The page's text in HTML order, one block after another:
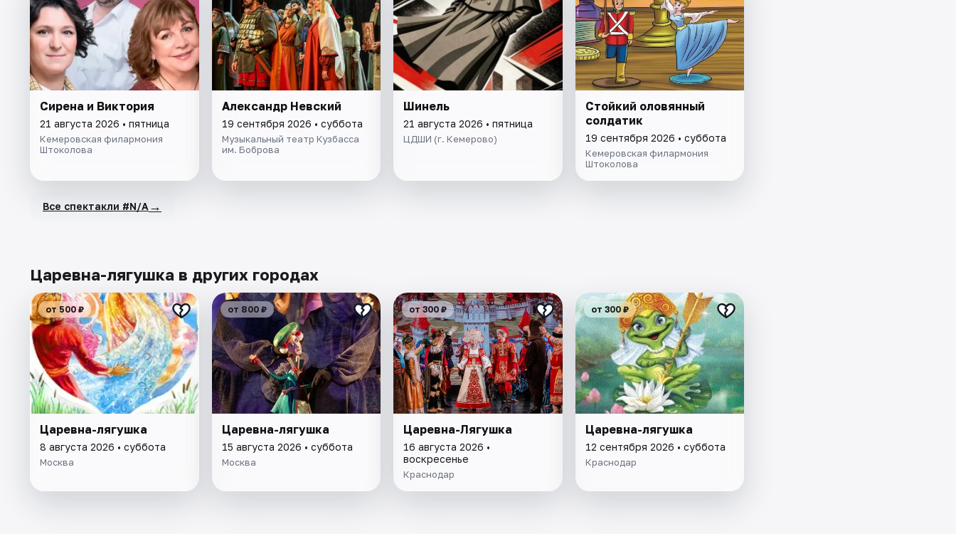
Сирена и Виктория
21 августа 2026 • пятница
Кемеровская филармония
Штоколова
Александр Невский
19 сентября 2026 • суббота
Музыкальный театр Кузбасса
им. Боброва
Шинель
21 августа 2026 • пятница
ЦДШИ (г. Кемерово)
Стойкий оловянный
солдатик
19 сентября 2026 • суббота
Кемеровская филармония
Штоколова
Все спектакли #N/A →
Царевна-лягушка в других городах
от 500 ₽
Царевна-лягушка
8 августа 2026 • суббота
Москва
от 800 ₽
Царевна-лягушка
15 августа 2026 • суббота
Москва
от 300 ₽
Царевна-Лягушка
16 августа 2026 •
воскресенье
Краснодар
от 300 ₽
Царевна-лягушка
12 сентября 2026 • суббота
Краснодар